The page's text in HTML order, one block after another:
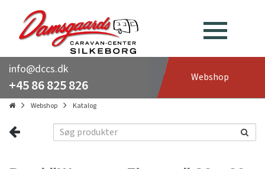
info@dccs.dk
+45 86 825 826 Webshop
Webshop Katalog